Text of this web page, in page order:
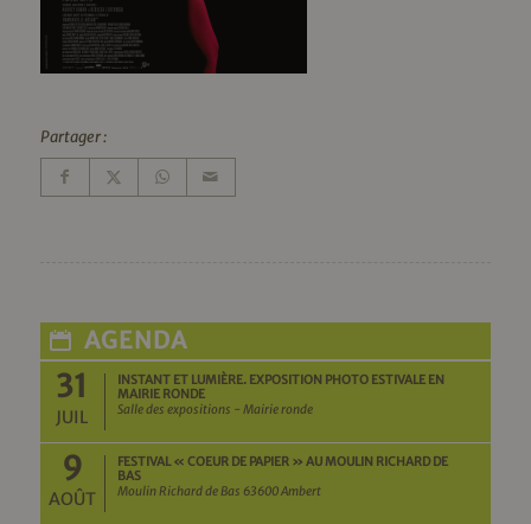
Partager :
AGENDA
31
JUIL
INSTANT ET LUMIÈRE. EXPOSITION PHOTO ESTIVALE EN
MAIRIE RONDE
Salle des expositions - Mairie ronde
9
AOÛT
FESTIVAL « COEUR DE PAPIER » AU MOULIN RICHARD DE
BAS
Moulin Richard de Bas 63600 Ambert